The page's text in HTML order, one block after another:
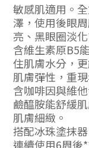
敏感肌適用。
澤，使用後眼
亮、黑眼圈淡化
含維生素原B5
住肌膚水分，
肌膚彈性，重現
含咖啡因與維
鹼醯胺能舒緩
肌膚細緻。
搭配冰珠塗抹
連續使用6周後